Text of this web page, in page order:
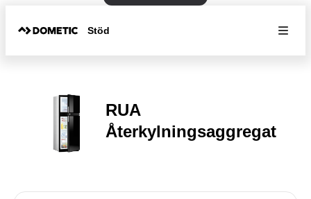
Stöd
RUA
Återkylningsaggregat